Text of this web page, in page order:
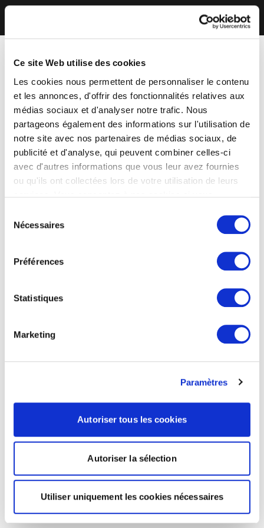
Ce site Web utilise des cookies
Les cookies nous permettent de personnaliser le contenu
et les annonces, d'offrir des fonctionnalités relatives aux
médias sociaux et d'analyser notre trafic. Nous
partageons également des informations sur l'utilisation de
notre site avec nos partenaires de médias sociaux, de
publicité et d'analyse, qui peuvent combiner celles-ci
avec d'autres informations que vous leur avez fournies
ou qu'ils ont collectées lors de votre utilisation de leurs
Nécessaires
Préférences
Statistiques
Marketing
Paramètres
Autoriser tous les cookies
Autoriser la sélection
Utiliser uniquement les cookies nécessaires